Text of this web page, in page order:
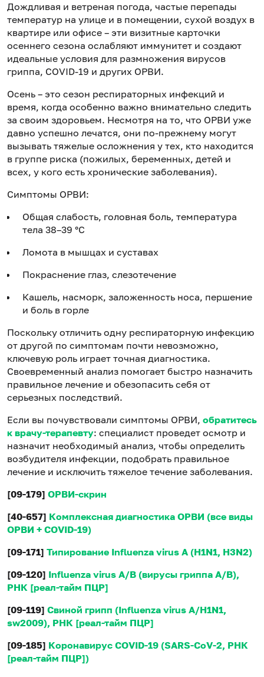
Дождливая и ветреная погода, частые перепады
температур на улице и в помещении, сухой воздух в
квартире или офисе – эти визитные карточки
осеннего сезона ослабляют иммунитет и создают
идеальные условия для размножения вирусов
гриппа, COVID-19 и других ОРВИ.
Осень – это сезон респираторных инфекций и
время, когда особенно важно внимательно следить
за своим здоровьем. Несмотря на то, что ОРВИ уже
давно успешно лечатся, они по-прежнему могут
вызывать тяжелые осложнения у тех, кто находится
в группе риска (пожилых, беременных, детей и
всех, у кого есть хронические заболевания).
Симптомы ОРВИ:
Общая слабость, головная боль, температура
тела 38–39 °C
Ломота в мышцах и суставах
Покраснение глаз, слезотечение
Кашель, насморк, заложенность носа, першение
и боль в горле
Поскольку отличить одну респираторную инфекцию
от другой по симптомам почти невозможно,
ключевую роль играет точная диагностика.
Своевременный анализ помогает быстро назначить
правильное лечение и обезопасить себя от
серьезных последствий.
Если вы почувствовали симптомы ОРВИ, обратитесь
к врачу-терапевту: специалист проведет осмотр и
назначит необходимый анализ, чтобы определить
возбудителя инфекции, подобрать правильное
лечение и исключить тяжелое течение заболевания.
[09-179] ОРВИ-скрин
[40-657] Комплексная диагностика ОРВИ (все виды
ОРВИ + COVID-19)
[09-171] Типирование Influenza virus A (H1N1, H3N2)
[09-120] Influenza virus A/B (вирусы гриппа А/В),
РНК [реал-тайм ПЦР]
[09-119] Свиной грипп (Influenza virus A/H1N1,
sw2009), РНК [реал-тайм ПЦР]
[09-185] Коронавирус COVID-19 (SARS-CoV-2, РНК
[реал-тайм ПЦР])